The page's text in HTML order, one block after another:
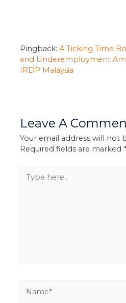
Pingback:A Ticking Time
and Underemployment
IRDP Malaysia
Leave A
Your email address will not
Required fields are marked *